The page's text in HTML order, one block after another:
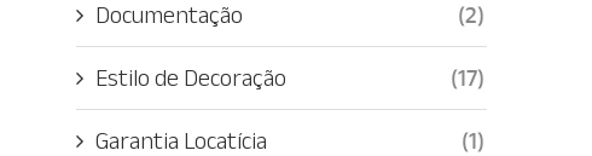
Documentação (2)
Estilo de Decoração (17)
Garantia Locatícia (1)